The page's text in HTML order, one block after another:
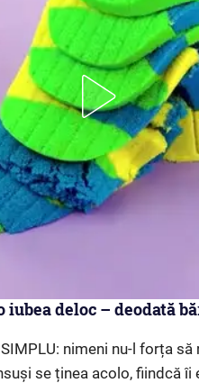
iubea deloc – deodată
nimeni nu-l forța
se ținea acolo, fiindcă îi